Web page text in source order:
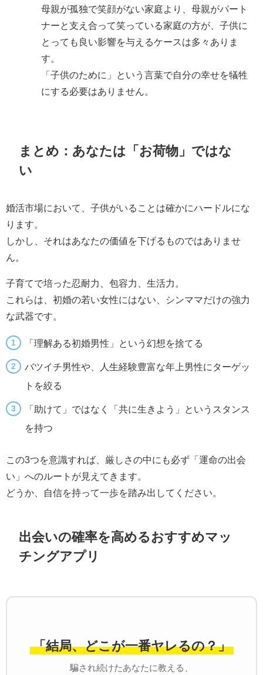
母親が孤独で笑顔がない家庭より、母親がパート
ナーと支え合って笑っている家庭の方が、子供に
とっても良い影響を与えるケースは多々ありま
す。
「子供のために」という言葉で自分の幸せを犠牲
にする必要はありません。
まとめ：あなたは「お荷物」ではな
い
婚活市場において、子供がいることは確かにハードルにな
ります。
しかし、それはあなたの価値を下げるものではありませ
ん。
子育てで培った忍耐力、包容力、生活力。
これらは、初婚の若い女性にはない、シンママだけの強力
な武器です。
「理解ある初婚男性」という幻想を捨てる
バツイチ男性や、人生経験豊富な年上男性にターゲッ
トを絞る
「助けて」ではなく「共に生きよう」というスタンス
を持つ
この3つを意識すれば、厳しさの中にも必ず「運命の出会
い」へのルートが見えてきます。
どうか、自信を持って一歩を踏み出してください。
出会いの確率を高めるおすすめマッ
チングアプリ
「結局、どこが一番ヤレるの？」
騙され続けたあなたに教える、